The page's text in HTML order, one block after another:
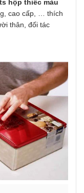
hộp thiếc màu
cao cấp, … thích
thân, đối tác